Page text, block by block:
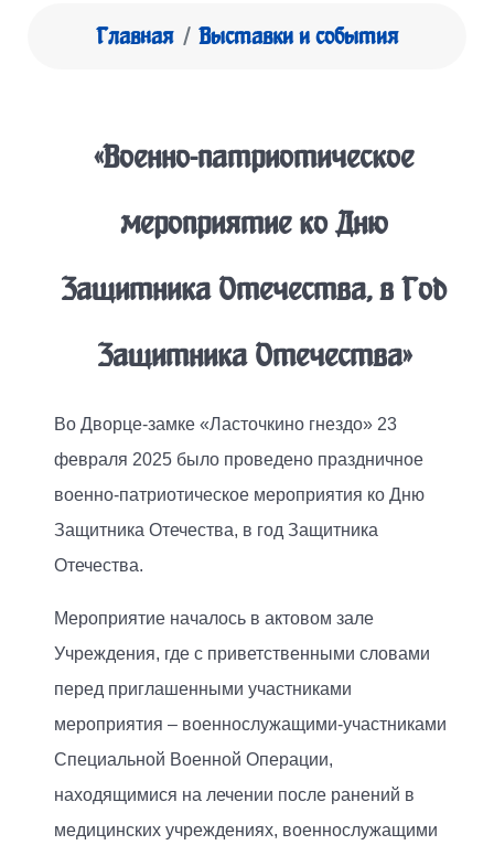
Главная Выставки и события
«Военно-патриотическое
мероприятие ко Дню
Защитника Отечества, в Год
Защитника Отечества»
Во Дворце-замке «Ласточкино гнездо» 23
февраля 2025 было проведено праздничное
военно-патриотическое мероприятия ко Дню
Защитника Отечества, в год Защитника
Отечества.
Мероприятие началось в актовом зале
Учреждения, где с приветственными словами
перед приглашенными участниками
мероприятия – военнослужащими-участниками
Специальной Военной Операции,
находящимися на лечении после ранений в
медицинских учреждениях, военнослужащими